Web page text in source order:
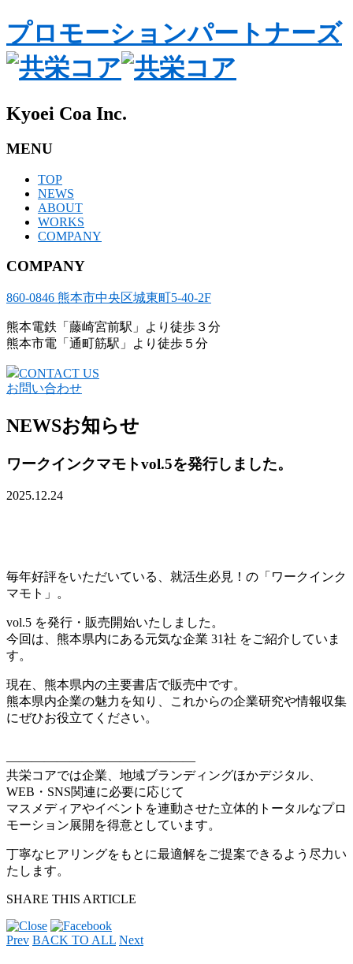
プロモーションパートナーズ
Kyoei Coa Inc.
MENU
TOP
NEWS
ABOUT
WORKS
COMPANY
COMPANY
860-0846 熊本市中央区城東町5-40-2F
熊本電鉄「藤崎宮前駅」より徒歩３分
熊本市電「通町筋駅」より徒歩５分
CONTACT US
お問い合わせ
NEWSお知らせ
ワークインクマモトvol.5を発行しました。
2025.12.24
毎年好評をいただいている、就活生必見！の「ワークインク
マモト」。
vol.5 を発行・販売開始いたしました。
今回は、熊本県内にある元気な企業 31社 をご紹介していま
す。
現在、熊本県内の主要書店で販売中です。
熊本県内企業の魅力を知り、これからの企業研究や情報収集
にぜひお役立てください。
———————————————
共栄コアでは企業、地域ブランディングほかデジタル、
WEB・SNS関連に必要に応じて
マスメディアやイベントを連動させた立体的トータルなプロ
モーション展開を得意としています。
丁寧なヒアリングをもとに最適解をご提案できるよう尽力い
たします。
SHARE THIS ARTICLE
Prev BACK TO ALL Next